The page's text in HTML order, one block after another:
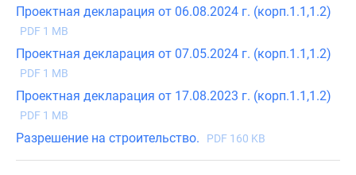
Проектная декларация от 06.08.2024 г. (корп.1.1,1.2)
PDF 1 MB
Проектная декларация от 07.05.2024 г. (корп.1.1,1.2)
PDF 1 MB
Проектная декларация от 17.08.2023 г. (корп.1.1,1.2)
PDF 1 MB
Разрешение на строительство. PDF 160 KB